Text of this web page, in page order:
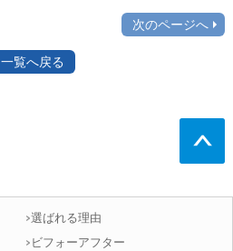
次のページへ
一覧へ戻る
選ばれる理由
ビフォーアフター